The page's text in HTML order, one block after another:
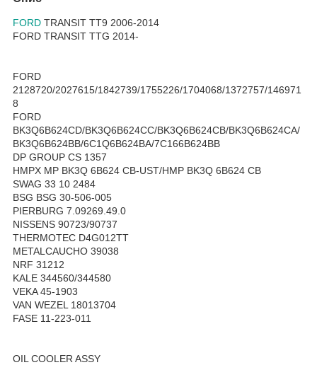
FORD TRANSIT TT9 2006-2014
FORD TRANSIT TTG 2014-
FORD
2128720/2027615/1842739/1755226/1704068/1372757/146971
8
FORD
BK3Q6B624CD/BK3Q6B624CC/BK3Q6B624CB/BK3Q6B624CA/
BK3Q6B624BB/6C1Q6B624BA/7C166B624BB
DP GROUP CS 1357
HMPX MP BK3Q 6B624 CB-UST/HMP BK3Q 6B624 CB
SWAG 33 10 2484
BSG BSG 30-506-005
PIERBURG 7.09269.49.0
NISSENS 90723/90737
THERMOTEC D4G012TT
METALCAUCHO 39038
NRF 31212
KALE 344560/344580
VEKA 45-1903
VAN WEZEL 18013704
FASE 11-223-011
OIL COOLER ASSY